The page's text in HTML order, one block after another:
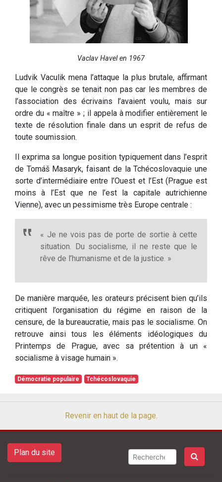
Vaclav Havel en 1967
Ludvik Vaculik mena l’attaque la plus brutale, affirmant
que le congrès se tenait non pas car les membres de
l’association des écrivains l’avaient voulu, mais sur
ordre du « maître » ; il appela à modifier entièrement le
texte de résolution finale dans un esprit de refus de
toute soumission.
Il exprima sa longue position typiquement dans l’esprit
de Tomáš Masaryk, faisant de la Tchécoslovaquie une
sorte d’intermédiaire entre l’Ouest et l’Est (Prague est
moins à l’Est que ne l’est la capitale autrichienne
Vienne), avec un pessimisme très Europe centrale :
« Je ne vois pas de porte de sortie à cette
situation. Du socialisme, il ne reste que le
rêve de l’humanisme et de la justice. »
De manière marquée, les orateurs précisent bien qu’ils
critiquent l’organisation du régime en raison de la
censure, de la bureaucratie, mais pas le socialisme. On
retrouve ainsi tous les éléments idéologiques du
Printemps de Prague, avec sa prétention à un «
socialisme à visage humain ».
Démocratie populaire Tchécoslovaquie
Revenir en haut de la page.
Plan du site